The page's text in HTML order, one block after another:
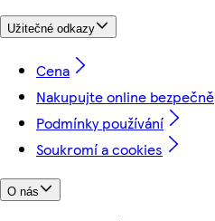
Užitečné odkazy
Cena
Nakupujte online bezpečně
Podmínky používání
Soukromí a cookies
O nás